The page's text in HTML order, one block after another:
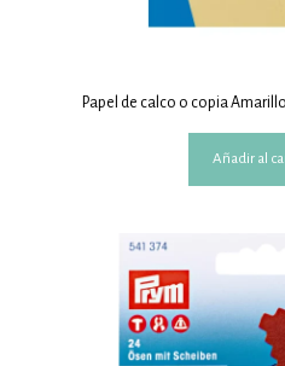
Papel de calco o copia
Añadir al